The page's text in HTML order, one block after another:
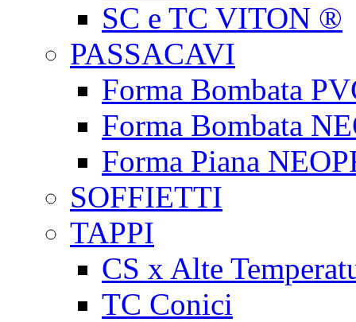
SC e TC VITON ®
PASSACAVI
Forma Bombata
Forma Bombata
Forma Piana
SOFFIETTI
TAPPI
CS x Alte
TC Conici